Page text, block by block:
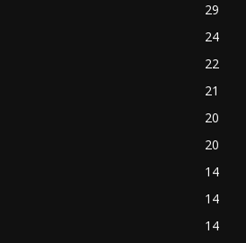
29
24
22
21
20
20
14
14
14